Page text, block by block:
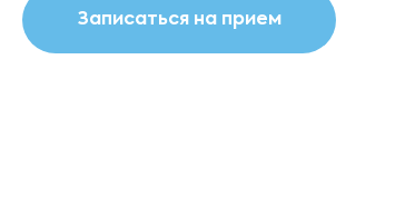
Записаться на прием